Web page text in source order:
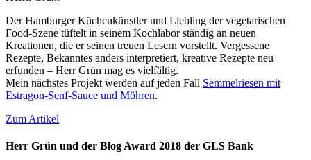
Der Hamburger Küchenkünstler und Liebling der vegetarischen
Food-Szene tüftelt in seinem Kochlabor ständig an neuen
Kreationen, die er seinen treuen Lesern vorstellt. Vergessene
Rezepte, Bekanntes anders interpretiert, kreative Rezepte neu
erfunden – Herr Grün mag es vielfältig.
Mein nächstes Projekt werden auf jeden Fall Semmelriesen mit
Estragon-Senf-Sauce und Möhren.
Zum Artikel
Herr Grün und der Blog Award 2018 der GLS Bank